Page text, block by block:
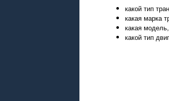
какой тип
какая марка
какая
какой тип